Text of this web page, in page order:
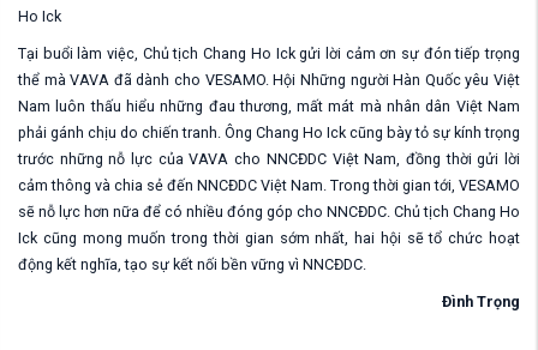
Ho Ick
Tại buổi làm việc, Chủ tịch Chang Ho Ick gửi lời cảm ơn sự đón tiếp trọng
thể mà VAVA đã dành cho VESAMO. Hội Những người Hàn Quốc yêu Việt
Nam luôn thấu hiểu những đau thương, mất mát mà nhân dân Việt Nam
phải gánh chịu do chiến tranh. Ông Chang Ho Ick cũng bày tỏ sự kính trọng
trước những nỗ lực của VAVA cho NNCĐDC Việt Nam, đồng thời gửi lời
cảm thông và chia sẻ đến NNCĐDC Việt Nam. Trong thời gian tới, VESAMO
sẽ nỗ lực hơn nữa để có nhiều đóng góp cho NNCĐDC. Chủ tịch Chang Ho
Ick cũng mong muốn trong thời gian sớm nhất, hai hội sẽ tổ chức hoạt
động kết nghĩa, tạo sự kết nối bền vững vì NNCĐDC.
Đình Trọng